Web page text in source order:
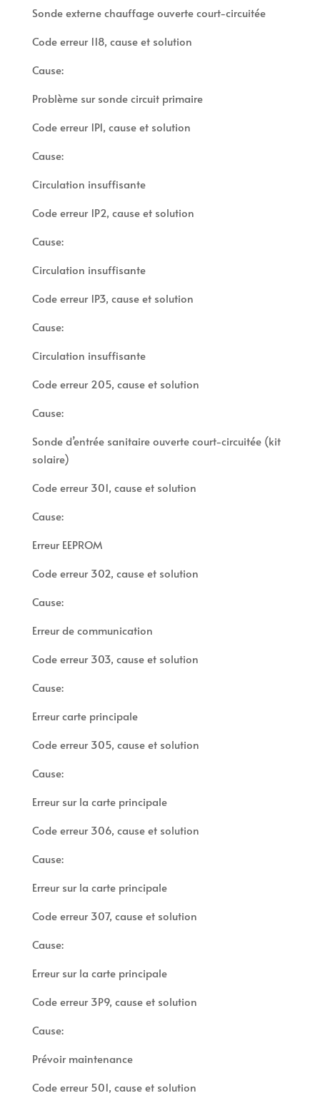
Sonde externe chauffage ouverte court-circuitée
Code erreur 118, cause et solution
Cause:
Problème sur sonde circuit primaire
Code erreur 1P1, cause et solution
Cause:
Circulation insuffisante
Code erreur 1P2, cause et solution
Cause:
Circulation insuffisante
Code erreur 1P3, cause et solution
Cause:
Circulation insuffisante
Code erreur 205, cause et solution
Cause:
Sonde d’entrée sanitaire ouverte court-circuitée (kit
solaire)
Code erreur 301, cause et solution
Cause:
Erreur EEPROM
Code erreur 302, cause et solution
Cause:
Erreur de communication
Code erreur 303, cause et solution
Cause:
Erreur carte principale
Code erreur 305, cause et solution
Cause:
Erreur sur la carte principale
Code erreur 306, cause et solution
Cause:
Erreur sur la carte principale
Code erreur 307, cause et solution
Cause:
Erreur sur la carte principale
Code erreur 3P9, cause et solution
Cause:
Prévoir maintenance
Code erreur 501, cause et solution